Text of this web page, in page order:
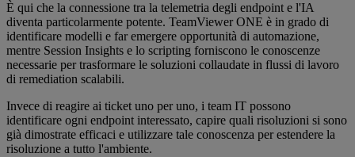
È qui che la connessione tra la telemetria degli endpoint e l'IA
diventa particolarmente potente. TeamViewer ONE è in grado di
identificare modelli e far emergere opportunità di automazione,
mentre Session Insights e lo scripting forniscono le conoscenze
necessarie per trasformare le soluzioni collaudate in flussi di lavoro
di remediation scalabili.
Invece di reagire ai ticket uno per uno, i team IT possono
identificare ogni endpoint interessato, capire quali risoluzioni si sono
già dimostrate efficaci e utilizzare tale conoscenza per estendere la
risoluzione a tutto l'ambiente.